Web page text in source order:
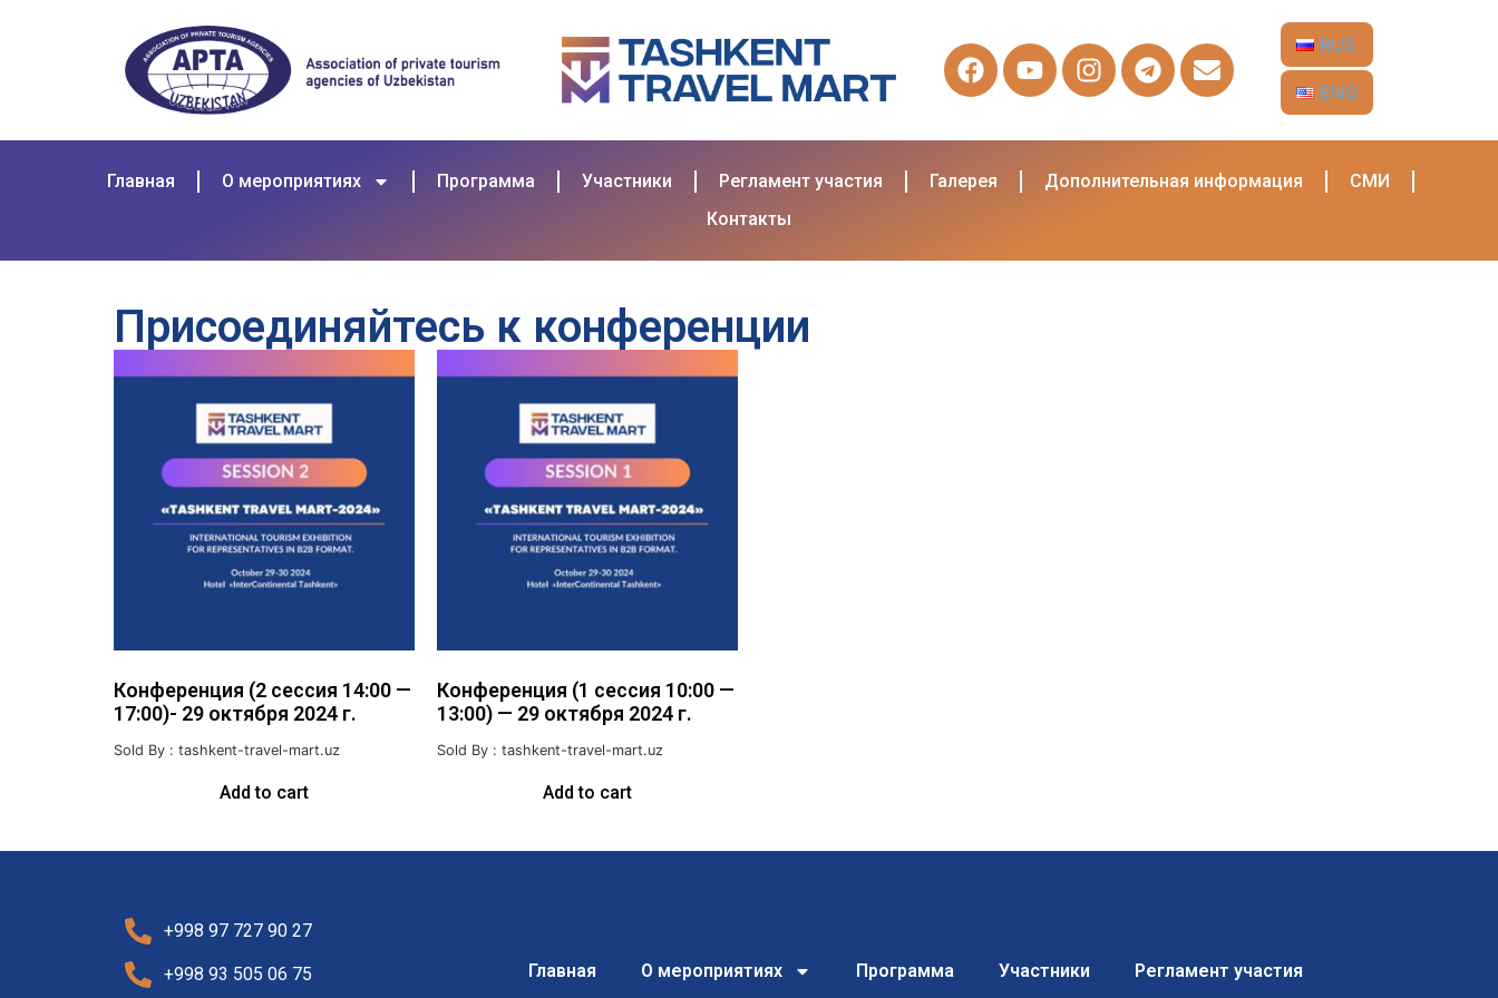
RUS
ENG
Главная О мероприятиях Программа Участники Регламент участия Галерея Дополнительная информация
СМИ
Контакты
Присоединяйтесь к конференции
Конференция (2 сессия 14:00 —
17:00)- 29 октября 2024 г.
Sold By : tashkent-travel-mart.uz
Add to cart
Конференция (1 сессия 10:00 —
13:00) — 29 октября 2024 г.
Sold By : tashkent-travel-mart.uz
Add to cart
+998 97 727 90 27
+998 93 505 06 75 Главная О мероприятиях Программа Участники Регламент участия